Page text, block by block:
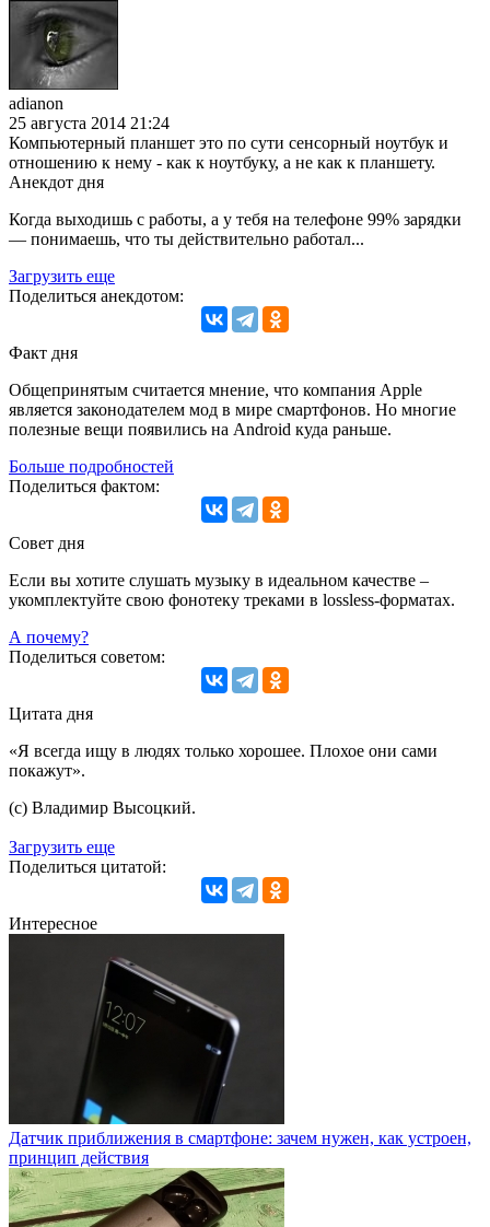
adianon
25 августа 2014 21:24
Компьютерный планшет это по сути сенсорный ноутбук и
отношению к нему - как к ноутбуку, а не как к планшету.
Анекдот дня
Когда выходишь с работы, а у тебя на телефоне 99% зарядки
— понимаешь, что ты действительно работал...
Загрузить еще
Поделиться анекдотом:
Факт дня
Общепринятым считается мнение, что компания Apple
является законодателем мод в мире смартфонов. Но многие
полезные вещи появились на Android куда раньше.
Больше подробностей
Поделиться фактом:
Совет дня
Если вы хотите слушать музыку в идеальном качестве –
укомплектуйте свою фонотеку треками в lossless-форматах.
А почему?
Поделиться советом:
Цитата дня
«Я всегда ищу в людях только хорошее. Плохое они сами
покажут».
(с) Владимир Высоцкий.
Загрузить еще
Поделиться цитатой:
Интересное
Датчик приближения в смартфоне: зачем нужен, как устроен,
принцип действия